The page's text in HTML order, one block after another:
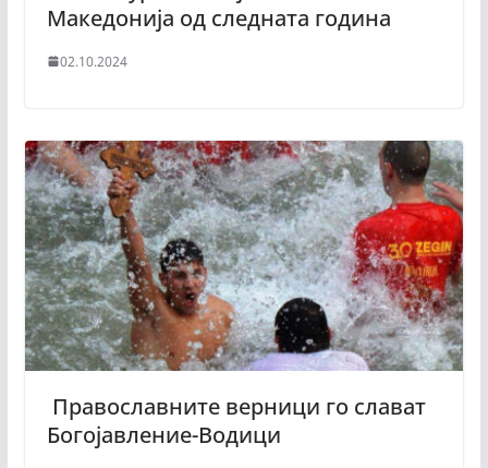
Македонија од следната година
02.10.2024
Православните верници го слават
Богојавление-Водици